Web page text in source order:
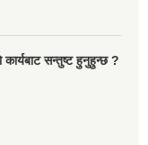
कार्यबाट सन्तुष्ट हुनुहुन्छ ?